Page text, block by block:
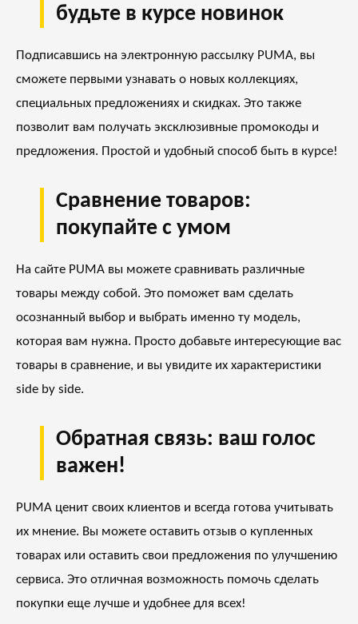
будьте в курсе новинок
Подписавшись на электронную рассылку PUMA, вы
сможете первыми узнавать о новых коллекциях,
специальных предложениях и скидках. Это также
позволит вам получать эксклюзивные промокоды и
предложения. Простой и удобный способ быть в курсе!
Сравнение товаров:
покупайте с умом
На сайте PUMA вы можете сравнивать различные
товары между собой. Это поможет вам сделать
осознанный выбор и выбрать именно ту модель,
которая вам нужна. Просто добавьте интересующие вас
товары в сравнение, и вы увидите их характеристики
side by side.
Обратная связь: ваш голос
важен!
PUMA ценит своих клиентов и всегда готова учитывать
их мнение. Вы можете оставить отзыв о купленных
товарах или оставить свои предложения по улучшению
сервиса. Это отличная возможность помочь сделать
покупки еще лучше и удобнее для всех!